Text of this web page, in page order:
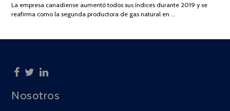
2025
La empresa canadiense aumentó todos sus índices durante 2019 y se
reafirma como la segunda productora de gas natural en …
Nosotros